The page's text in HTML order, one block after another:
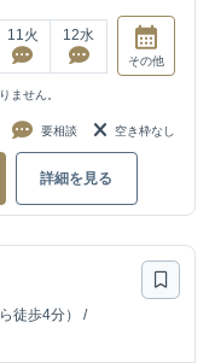
11火 12水
その他
ません。
要相談 空き枠なし
詳細を見る
徒歩4分）
/